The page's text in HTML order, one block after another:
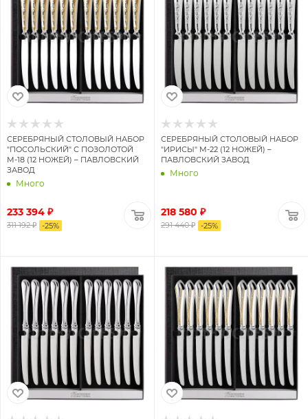
СЕРЕБРЯНЫЙ СТОЛОВЫЙ НАБОР
"ПОСОЛЬСКИЙ" С ПОЗОЛОТОЙ
М-18 (12 НОЖЕЙ) – ПАВЛОВСКИЙ
ЗАВОД
Много
233 394 ₽
311 192 ₽ -25%
СЕРЕБРЯНЫЙ СТОЛОВЫЙ НАБОР
"ИРИСЫ" М-22 (12 НОЖЕЙ) –
ПАВЛОВСКИЙ ЗАВОД
Много
218 580 ₽
291 440 ₽ -25%